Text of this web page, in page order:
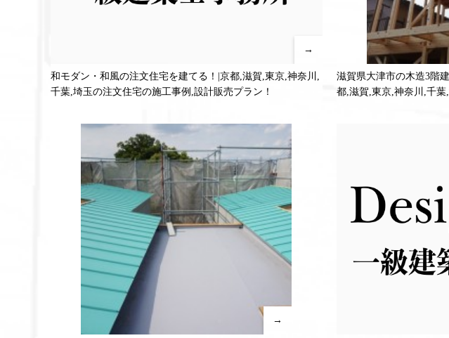
→
和モダン・和風の注文住宅を建てる！|京都,滋賀,東京,神奈川,
千葉,埼玉の注文住宅の施工事例,設計販売プラン！
滋賀県大津市の木造3階
都,滋賀,東京,神奈川,千葉
→